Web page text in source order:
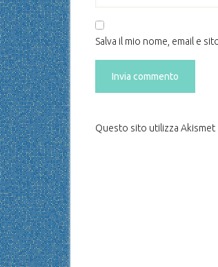
Salva il mio nome, email e
Questo sito utilizza Akismet